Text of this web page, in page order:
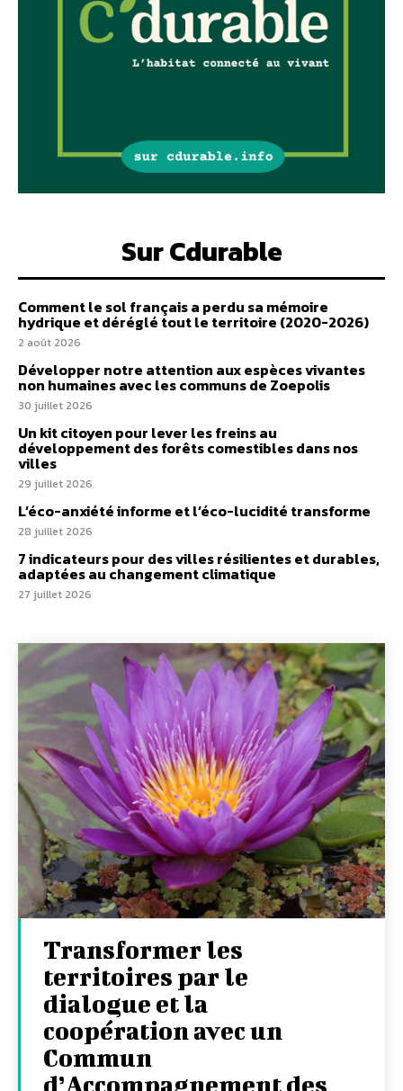
Sur Cdurable
Comment le sol français a perdu sa mémoire
hydrique et déréglé tout le territoire (2020-2026)
2 août 2026
Développer notre attention aux espèces vivantes
non humaines avec les communs de Zoepolis
30 juillet 2026
Un kit citoyen pour lever les freins au
développement des forêts comestibles dans nos
villes
29 juillet 2026
L’éco-anxiété informe et l’éco-lucidité transforme
28 juillet 2026
7 indicateurs pour des villes résilientes et durables,
adaptées au changement climatique
27 juillet 2026
Transformer les
territoires par le
dialogue et la
coopération avec un
Commun
d’Accompagnement des